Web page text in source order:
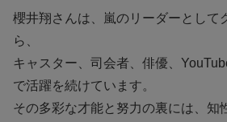
櫻井翔さんは、嵐のリーダーとして
ら、
キャスター、司会者、俳優、
で活躍を続けています。
その多彩な才能と努力の裏には、知